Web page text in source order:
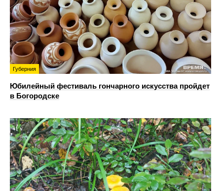
Губерния
Юбилейный фестиваль гончарного искусства пройдет
в Богородске